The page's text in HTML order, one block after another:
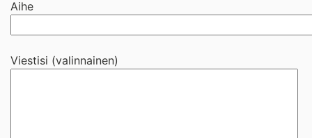
Aihe
Viestisi (valinnainen)